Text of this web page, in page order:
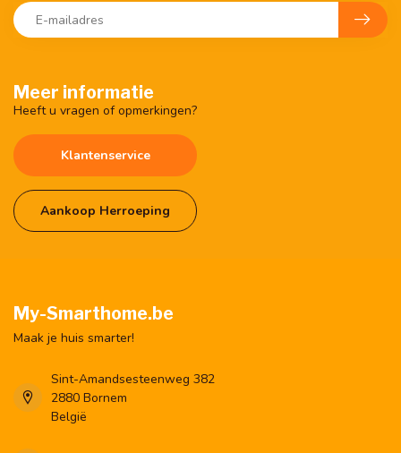
Meer informatie
Heeft u vragen of opmerkingen?
Klantenservice
Aankoop Herroeping
My-Smarthome.be
Maak je huis smarter!
Sint-Amandsesteenweg 382
2880 Bornem
België